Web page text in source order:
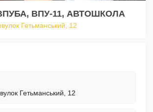
ВПУ-11, АВТОШКОЛА
Гетьманський, 12
Гетьманський, 12